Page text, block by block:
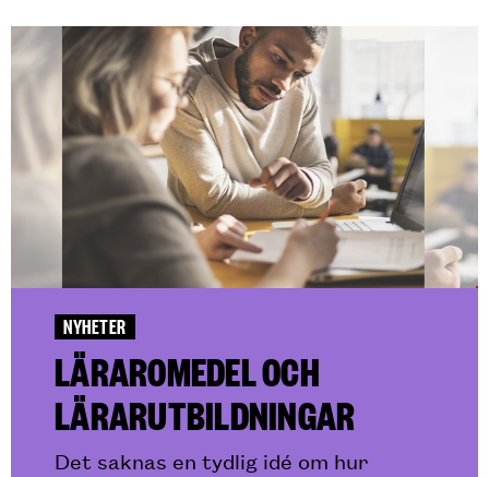
NYHETER
LÄRAROMEDEL OCH
LÄRARUTBILDNINGAR
Det saknas en tydlig idé om hur